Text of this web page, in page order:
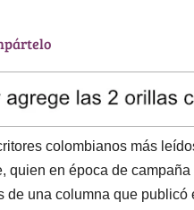
colombianos más
quien en época de
de una columna que